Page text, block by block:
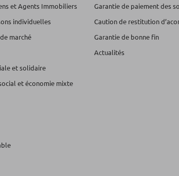
et Agents Immobiliers
individuelles
marché
et solidaire
et économie mixte
Garantie de paiement des
Caution de restitution
Garantie de bonne fin
Actualités